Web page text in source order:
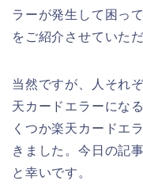
ラーが発生して困っ
をご紹介させていた
当然ですが、人それ
天カードエラーにな
くつか楽天カードエ
きました。今日の記
と幸いです。